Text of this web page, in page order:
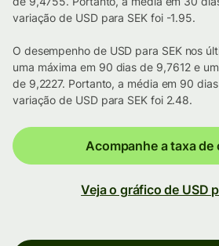
variação de USD para SEK foi -1.95.
O desempenho de USD para SEK nos
uma máxima em 90 dias de 9,7612 e
de 9,2227. Portanto, a média em 90
variação de USD para SEK foi 2.48.
Acompanhe a taxa de
Veja o gráfico de USD